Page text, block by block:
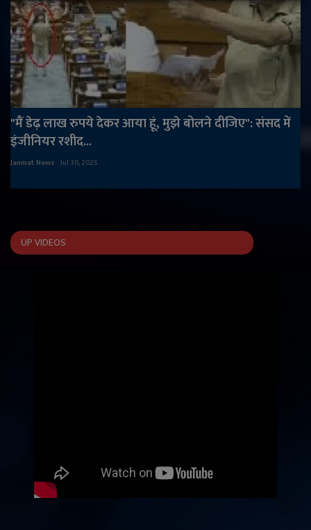
"मैं डेढ़ लाख रुपये देकर आया हूं, मुझे बोलने दीजिए": संसद में
इंजीनियर रशीद...
Janmat News Jul 30, 2025
UP VIDEOS